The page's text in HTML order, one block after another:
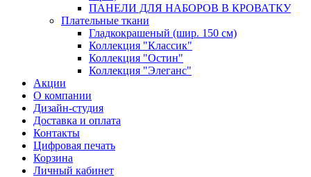
ПАНЕЛИ ДЛЯ НАБОРОВ В КРОВАТКУ
Плательные ткани
Гладкокрашеный (шир. 150 см)
Коллекция "Классик"
Коллекция "Остин"
Коллекция "Элеганс"
Акции
О компании
Дизайн-студия
Доставка и оплата
Контакты
Цифровая печать
Корзина
Личный кабинет